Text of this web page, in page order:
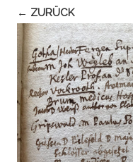
← ZURÜCK